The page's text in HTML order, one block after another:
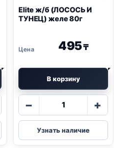
Elite ж/б (ЛОСОСЬ И
ТУНЕЦ) желе 80г
495₸
В корзину
−
Количество
Elite
ж/
б
+
Узнать наличие